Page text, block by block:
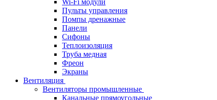
Wi-Fi модули
Пульты управления
Помпы дренажные
Панели
Сифоны
Теплоизоляция
Труба медная
Фреон
Экраны
Вентиляция
Вентиляторы промышленные
Канальные прямоугольные